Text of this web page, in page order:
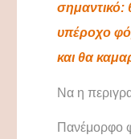
υπέροχο
και θα
Να η
Πανέμορφο